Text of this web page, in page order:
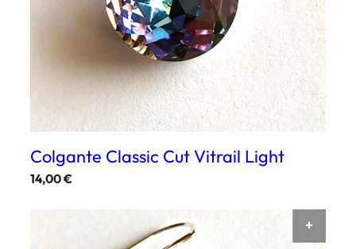
Colgante Classic Cut Vitrail Light
14,00€